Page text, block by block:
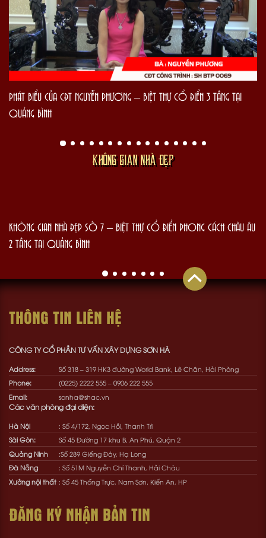
PHÁT BIỂU CỦA CĐT NGUYỄN PHƯƠNG – BIỆT THỰ CỔ ĐIỂN 3 TẦNG TẠI
QUẢNG BÌNH
KHÔNG GIAN NHÀ ĐẸP
KHÔNG GIAN NHÀ ĐẸP SỐ 7 – BIỆT THỰ CỔ ĐIỂN PHONG CÁCH CHÂU ÂU
2 TẦNG TẠI QUẢNG BÌNH
THÔNG TIN LIÊN HỆ
CÔNG TY CỔ PHẦN TƯ VẤN XÂY DỰNG SƠN HÀ
Address:
Số 318 – 319 HK3 đường World Bank, Lê Chân, Hải Phòng
Phone:
(0225) 2222 555 – 0906 222 555
Email:
sonha@shac.vn
Các văn phòng đại diện:
Hà Nội
: Số 4/172, Ngọc Hồi, Thanh Trì
Sài Gòn:
Số 45 Đường 17 khu B, An Phú, Quận 2
Quảng Ninh
:Số 289 Giếng Đáy, Hạ Long
Đà Nẵng
: Số 51M Nguyễn Chí Thanh, Hải Châu
Xưởng nội thất : Số 45 Thống Trực, Nam Sơn. Kiến An, HP
ĐĂNG KÝ NHẬN BẢN TIN